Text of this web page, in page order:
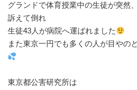
グランドで体育授業中の生徒が突然
訴えて倒れ⁡
⁡生徒43人が病院へ運ばれました
また東京一円でも多くの人が目やの
⁡東京都公害研究所は⁡